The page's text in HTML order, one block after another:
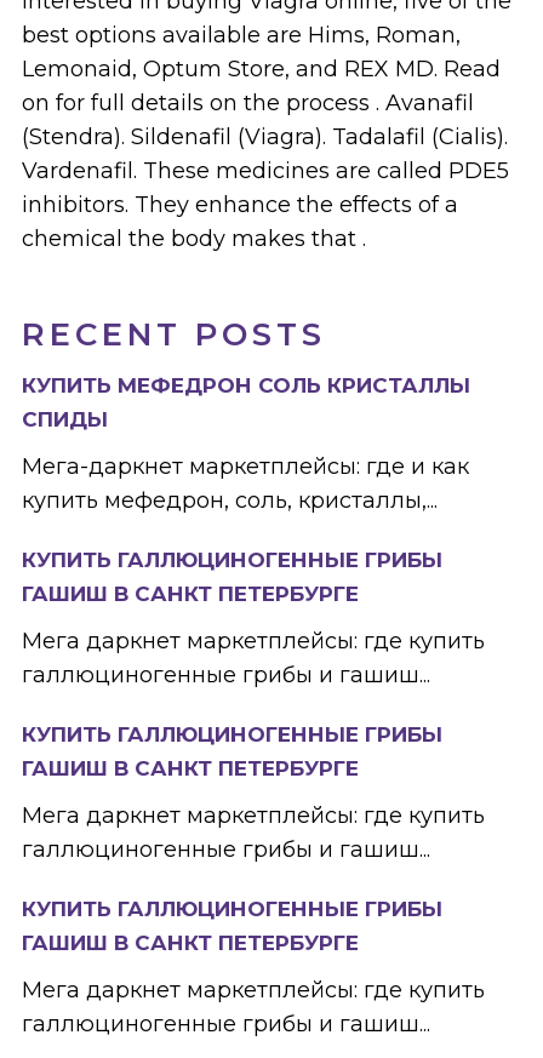
RECENT POSTS
КУПИТЬ МЕФЕДРОН СОЛЬ КРИСТАЛЛЫ
СПИДЫ
Мега-даркнет маркетплейсы: где и как
купить мефедрон, соль, кристаллы,...
КУПИТЬ ГАЛЛЮЦИНОГЕННЫЕ ГРИБЫ
ГАШИШ В САНКТ ПЕТЕРБУРГЕ
Мега даркнет маркетплейсы: где купить
галлюциногенные грибы и гашиш...
КУПИТЬ ГАЛЛЮЦИНОГЕННЫЕ ГРИБЫ
ГАШИШ В САНКТ ПЕТЕРБУРГЕ
Мега даркнет маркетплейсы: где купить
галлюциногенные грибы и гашиш...
КУПИТЬ ГАЛЛЮЦИНОГЕННЫЕ ГРИБЫ
ГАШИШ В САНКТ ПЕТЕРБУРГЕ
Мега даркнет маркетплейсы: где купить
галлюциногенные грибы и гашиш...
best options available are Hims, Roman,
Lemonaid, Optum Store, and REX MD. Read
on for full details on the process . Avanafil
(Stendra). Sildenafil (Viagra). Tadalafil (Cialis).
Vardenafil. These medicines are called PDE5
inhibitors. They enhance the effects of a
chemical the body makes that .